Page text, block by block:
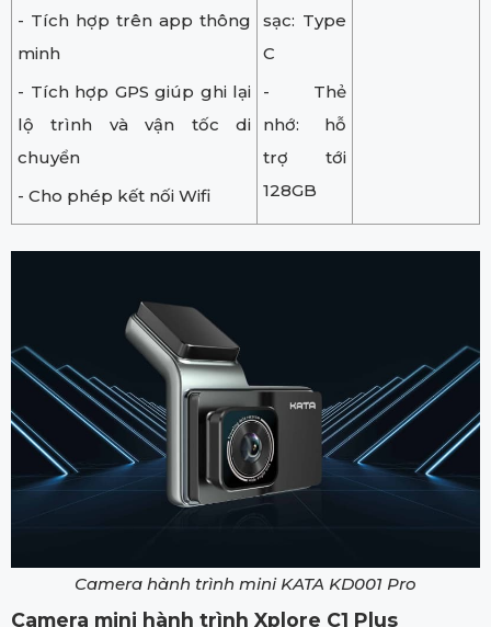
- Tích hợp trên app thông
minh
- Tích hợp GPS giúp ghi lại
lộ trình và vận tốc di
chuyển
- Cho phép kết nối Wifi
sạc: Type
C
- Thẻ
nhớ: hỗ
trợ tới
128GB
Camera hành trình mini KATA KD001 Pro
Camera mini hành trình Xplore C1 Plus